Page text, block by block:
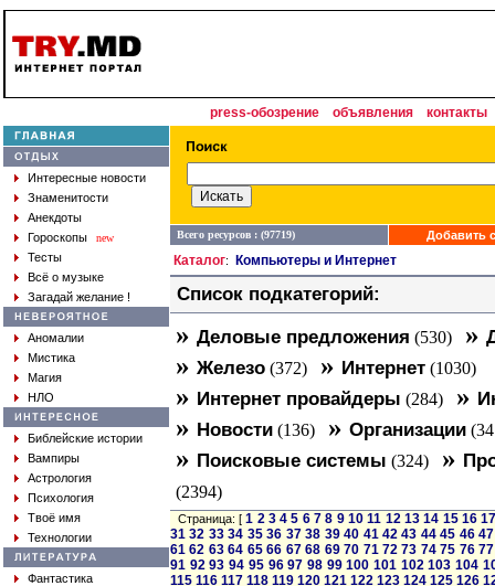
press-обозрение объявления контакты
Интересные новости
Знаменитости
Анекдоты
Гороскопы
new
Тесты
Всё о музыке
Загадай желание !
Аномалии
Мистика
Магия
НЛО
Библейские истории
Вампиры
Астрология
Психология
Твоё имя
Технологии
Фантастика
Всего ресурсов : (97719) Добавить
Каталог: Компьютеры и Интернет
Список подкатегорий:
» Деловые предложения (530) »
» Железо (372) » Интернет (1030)
» Интернет провайдеры (284) »
» Новости (136) » Организации
» Поисковые системы (324) »
(2394)
Страница: [1 2 3 4 5 6 7 8 9 10 11 12 13 14 15 16
31 32 33 34 35 36 37 38 39 40 41 42 43 44 45 46 47
61 62 63 64 65 66 67 68 69 70 71 72 73 74 75 76 77
91 92 93 94 95 96 97 98 99 100 101 102 103 104
115 116 117 118 119 120 121 122 123 124 125 126